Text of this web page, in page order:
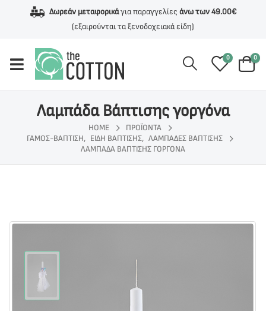
Δωρεάν μεταφορικάγια παραγγελίες άνω των 49.00€
(εξαιρούνται τα ξενοδοχειακά είδη)
0 0
Λαμπάδα Βάπτισης γοργόνα
HOME
ΠΡΟΪΌΝΤΑ
ΓΆΜΟΣ-ΒΆΠΤΙΣΗ, ΕΊΔΗ ΒΆΠΤΙΣΗΣ, ΛΑΜΠΆΔΕΣ ΒΆΠΤΙΣΗΣ
ΛΑΜΠΆΔΑ ΒΆΠΤΙΣΗΣ ΓΟΡΓΌΝΑ